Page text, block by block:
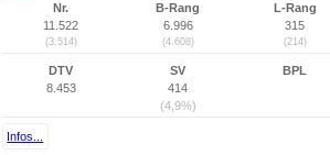
Nr.
11.522
(3.514)
B-Rang
6.996
(4.608)
L-Rang
315
(214)
DTV
8.453
SV
414
(4,9%)
BPL
Infos...